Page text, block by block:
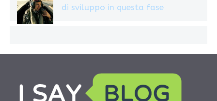
di sviluppo in questa fase